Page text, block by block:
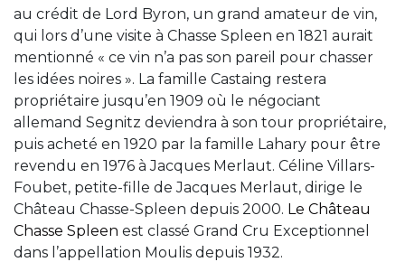
au crédit de Lord Byron, un grand amateur de vin,
qui lors d’une visite à Chasse Spleen en 1821 aurait
mentionné « ce vin n’a pas son pareil pour chasser
les idées noires ». La famille Castaing restera
propriétaire jusqu’en 1909 où le négociant
allemand Segnitz deviendra à son tour propriétaire,
puis acheté en 1920 par la famille Lahary pour être
revendu en 1976 à Jacques Merlaut. Céline Villars-
Foubet, petite-fille de Jacques Merlaut, dirige le
Château Chasse-Spleen depuis 2000. Le Château
Chasse Spleen est classé Grand Cru Exceptionnel
dans l’appellation Moulis depuis 1932.